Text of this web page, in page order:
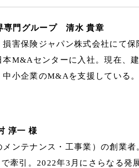
専門グループ 清水 貴章
害保険ジャパン株式会社にて保
M&Aセンターに入社。現在、
小企業のM&Aを支援している。
淳一 様
ンテナンス・工事業）の創業者
牽引。2022年3月にさらなる発